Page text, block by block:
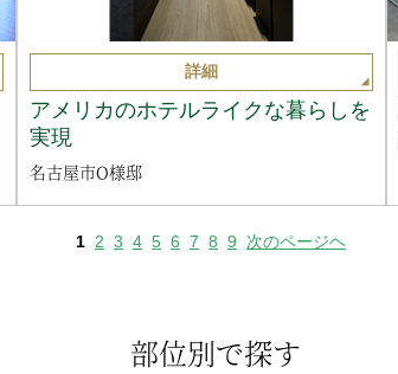
部位別で探す
詳細
アメリカのホテルライクな暮らしを
実現
名古屋市O様邸
1 2 3 4 5 6 7 8 9 次のページヘ